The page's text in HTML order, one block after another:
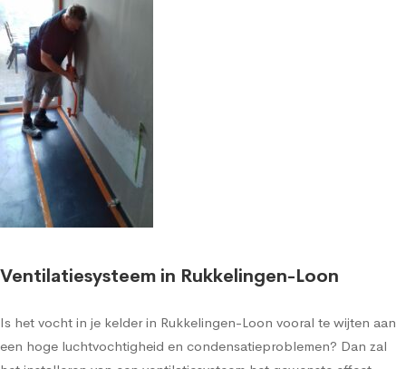
Ventilatiesysteem in Rukkelingen-Loon
Is het vocht in je kelder in Rukkelingen-Loon vooral te wijten aan
een hoge luchtvochtigheid en condensatieproblemen? Dan zal